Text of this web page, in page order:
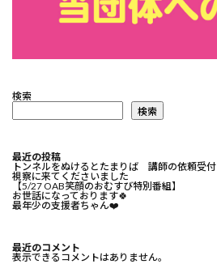
検索
検索
最近の投稿
トンネルをぬけるとたまりば 講師の依頼受付
視察に来てくださいました
【5/27 OAB笑顔のおむすび特別番組】
お世話になっております🍀⁡
最年少の支援者ちゃん❤️⁡
最近のコメント
表示できるコメントはありません。